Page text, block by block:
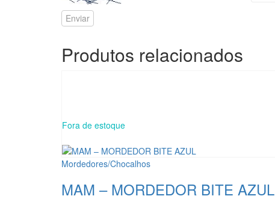
Produtos relacionados
Fora de estoque
Mordedores/Chocalhos
MAM – MORDEDOR BITE AZUL